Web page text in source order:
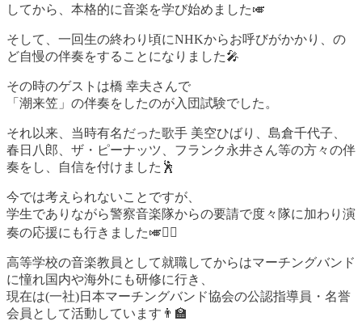
してから、本格的に音楽を学び始めました🎺
そして、一回生の終わり頃にNHKからお呼びがかかり、の
ど自慢の伴奏をすることになりました🎤
その時のゲストは橋 幸夫さんで
「潮来笠」の伴奏をしたのが入団試験でした。
それ以来、当時有名だった歌手 美空ひばり、島倉千代子、
春日八郎、ザ・ピーナッツ、フランク永井さん等の方々の伴
奏をし、自信を付けました🕺
今では考えられないことですが、
学生でありながら警察音楽隊からの要請で度々隊に加わり演
奏の応援にも行きました🎺👮‍♂️
高等学校の音楽教員として就職してからはマーチングバンド
に憧れ国内や海外にも研修に行き、
現在は(一社)日本マーチングバンド協会の公認指導員・名誉
会員として活動しています👨‍🏫